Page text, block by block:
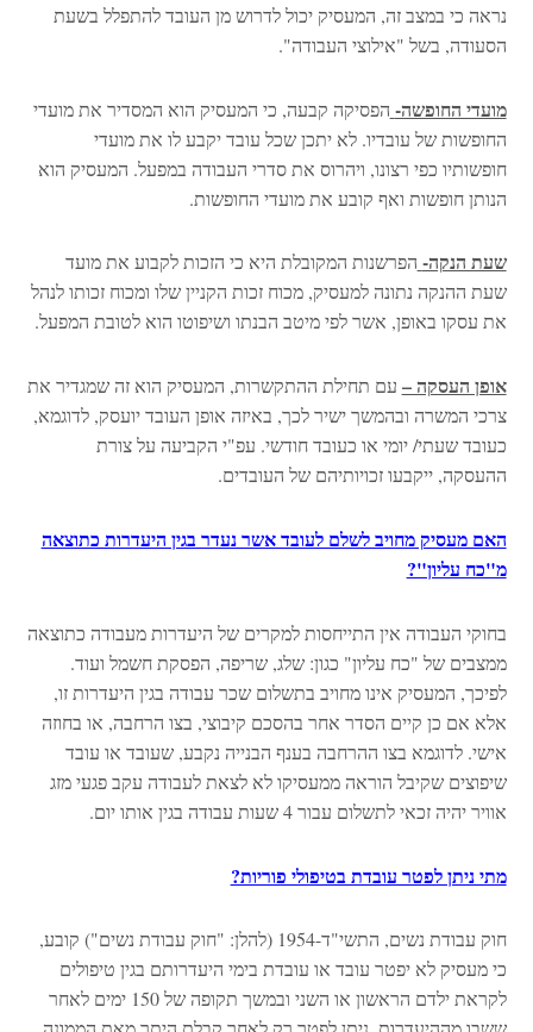
נראה כי במצב זה, המעסיק יכול לדרוש מן העובד להתפלל בשעת
הסעודה, בשל "אילוצי העבודה".
מועדי החופשה- הפסיקה קבעה, כי המעסיק הוא המסדיר את מועדי
החופשות של עובדיו. לא יתכן שכל עובד יקבע לו את מועדי
חופשותיו כפי רצונו, ויהרוס את סדרי העבודה במפעל. המעסיק הוא
הנותן חופשות ואף קובע את מועדי החופשות.
שעת הנקה- הפרשנות המקובלת היא כי הזכות לקבוע את מועד
שעת ההנקה נתונה למעסיק, מכוח זכות הקניין שלו ומכוח זכותו לנהל
את עסקו באופן, אשר לפי מיטב הבנתו ושיפוטו הוא לטובת המפעל.
אופן העסקה – עם תחילת ההתקשרות, המעסיק הוא זה שמגדיר את
צרכי המשרה ובהמשך ישיר לכך, באיזה אופן העובד יועסק, לדוגמא,
כעובד שעתי/ יומי או כעובד חודשי. עפ"י הקביעה על צורת
ההעסקה, ייקבעו זכויותיהם של העובדים.
האם מעסיק מחויב לשלם לעובד אשר נעדר בגין היעדרות כתוצאה
מ"כח עליון"?
בחוקי העבודה אין התייחסות למקרים של היעדרות מעבודה כתוצאה
ממצבים של "כח עליון" כגון: שלג, שריפה, הפסקת חשמל ועוד.
לפיכך, המעסיק אינו מחויב בתשלום שכר עבודה בגין היעדרות זו,
אלא אם כן קיים הסדר אחר בהסכם קיבוצי, בצו הרחבה, או בחוזה
אישי. לדוגמא בצו ההרחבה בענף הבנייה נקבע, שעובד או עובד
שיפוצים שקיבל הוראה ממעסיקו לא לצאת לעבודה עקב פגעי מזג
אוויר יהיה זכאי לתשלום עבור 4 שעות עבודה בגין אותו יום.
מתי ניתן לפטר עובדת בטיפולי פוריות?
חוק עבודת נשים, התשי"ד-1954 (להלן: "חוק עבודת נשים") קובע,
כי מעסיק לא יפטר עובד או עובדת בימי היעדרותם בגין טיפולים
לקראת ילדם הראשון או השני ובמשך תקופה של 150 ימים לאחר